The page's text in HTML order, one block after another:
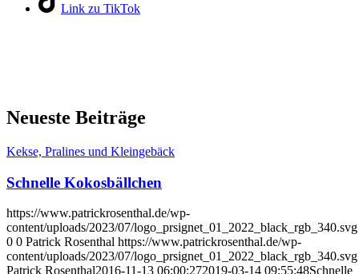
Link zu TikTok
Neueste Beiträge
Kekse, Pralines und Kleingebäck
Schnelle Kokosbällchen
https://www.patrickrosenthal.de/wp-
content/uploads/2023/07/logo_prsignet_01_2022_black_rgb_340.svg
0 0 Patrick Rosenthal https://www.patrickrosenthal.de/wp-
content/uploads/2023/07/logo_prsignet_01_2022_black_rgb_340.svg
Patrick Rosenthal2016-11-13 06:00:272019-03-14 09:55:48Schnelle